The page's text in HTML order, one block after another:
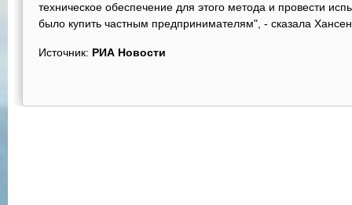
техническое обеспечение для этого метода и провести
было купить частным предпринимателям", - сказала
Источник: РИА Новости